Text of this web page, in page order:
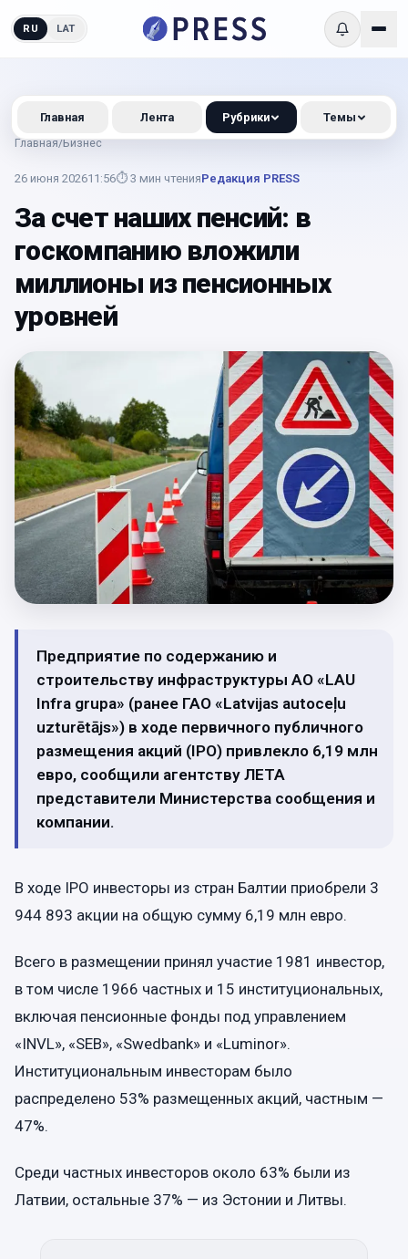
RU LAT
Главная/Бизнес
26 июня 202611:56⏱ 3 мин чтенияРедакция PRESS
За счет наших пенсий: в
госкомпанию вложили
миллионы из пенсионных
уровней
Предприятие по содержанию и
строительству инфраструктуры АО «LAU
Infra grupa» (ранее ГАО «Latvijas autoceļu
uzturētājs») в ходе первичного публичного
размещения акций (IPO) привлекло 6,19 млн
евро, сообщили агентству ЛЕТА
представители Министерства сообщения и
компании.
В ходе IPO инвесторы из стран Балтии приобрели 3
944 893 акции на общую сумму 6,19 млн евро.
Всего в размещении принял участие 1981 инвестор,
в том числе 1966 частных и 15 институциональных,
включая пенсионные фонды под управлением
«INVL», «SEB», «Swedbank» и «Luminor».
Институциональным инвесторам было
распределено 53% размещенных акций, частным —
47%.
Среди частных инвесторов около 63% были из
Латвии, остальные 37% — из Эстонии и Литвы.
Главная Лента Рубрики Темы